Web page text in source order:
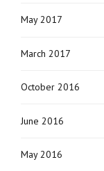
May 2017
March 2017
October 2016
June 2016
May 2016